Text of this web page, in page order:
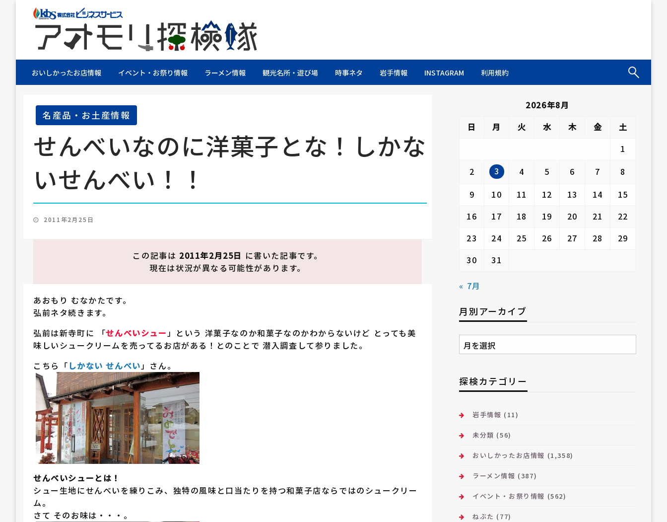
アオモリ探検隊
株式会社ビジネスサービス社員が青森県を探検するブログ
おいしかったお店情報 イベント・お祭り情報 ラーメン情報 観光名所・遊び場 時事ネタ 岩手情報 INSTAGRAM 利用規約
名産品・お土産情報
せんべいなのに洋菓子とな！しかな
いせんべい！！
投
2011年2月25日
この記事は 2011年2月25日 に書いた記事です。
現在は状況が異なる可能性があります。
あおもり むなかたです。
弘前ネタ続きます。
弘前は新寺町に 「せんべいシュー」という 洋菓子なのか和菓子なのかわからないけど とっても美
味しいシュークリームを売ってるお店がある！とのことで 潜入調査して参りました。
こちら「 しかない せんべい」さん。
せんべいシューとは！
シュー生地にせんべいを練りこみ、独特の風味と口当たりを持つ和菓子店ならではのシュークリー
ム。
さて そのお味は・・・。
2026年8月
日
月 火 水 木 金
土
1
2
3 4 5 6 7
8
9
10 11 12 13 14
15
16
17 18 19 20 21
22
23
24 25 26 27 28
29
30
31
« 7月
月別アーカイブ
月
別
ー
カ
ブ
探検カテゴリー
岩手情報 (11)
未分類 (56)
おいしかったお店情報 (1,358)
ラーメン情報 (387)
イベント・お祭り情報 (562)
ねぶた (77)